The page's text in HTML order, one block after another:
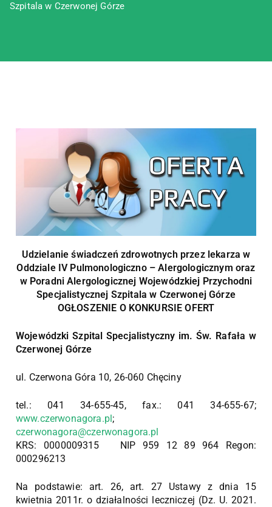
Szpitala w Czerwonej Górze
Udzielanie świadczeń zdrowotnych przez lekarza w
Oddziale IV Pulmonologiczno – Alergologicznym oraz
w Poradni Alergologicznej Wojewódzkiej Przychodni
Specjalistycznej Szpitala w Czerwonej Górze
OGŁOSZENIE O KONKURSIE OFERT
Wojewódzki Szpital Specjalistyczny im. Św. Rafała w
Czerwonej Górze
ul. Czerwona Góra 10, 26-060 Chęciny
tel.: 041 34-655-45, fax.: 041 34-655-67;
www.czerwonagora.pl ;
czerwonagora@czerwonagora.pl
KRS: 0000009315 NIP 959 12 89 964 Regon:
000296213
Na podstawie: art. 26, art. 27 Ustawy z dnia 15
kwietnia 2011r. o działalności leczniczej (Dz. U. 2021.